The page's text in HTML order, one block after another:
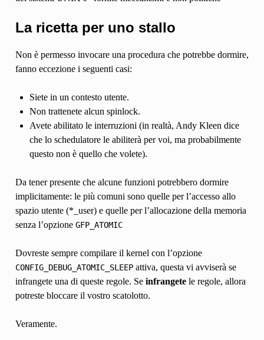
La ricetta per uno stallo
Non è permesso invocare una procedura che potrebbe dormire,
fanno eccezione i seguenti casi:
Siete in un contesto utente.
Non trattenete alcun spinlock.
Avete abilitato le interruzioni (in realtà, Andy Kleen dice
che lo schedulatore le abiliterà per voi, ma probabilmente
questo non è quello che volete).
Da tener presente che alcune funzioni potrebbero dormire
implicitamente: le più comuni sono quelle per l’accesso allo
spazio utente (*_user) e quelle per l’allocazione della memoria
senza l’opzione GFP_ATOMIC
Dovreste sempre compilare il kernel con l’opzione
CONFIG_DEBUG_ATOMIC_SLEEPattiva, questa vi avviserà se
infrangete una di queste regole. Se infrangetele regole, allora
potreste bloccare il vostro scatolotto.
Veramente.